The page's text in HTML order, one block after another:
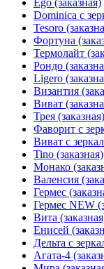
Ego (заказная)
Dominica с
Tesoro
Фортуна
Термолайт
Рондо
Ligero
Византия
Виват
Трея (заказная)
Фаворит с
Виват с
Tino (заказная)
Монако
Валенсия
Гермес
Гермес NEW
Вита
Енисей
Дельта с
Агата-4